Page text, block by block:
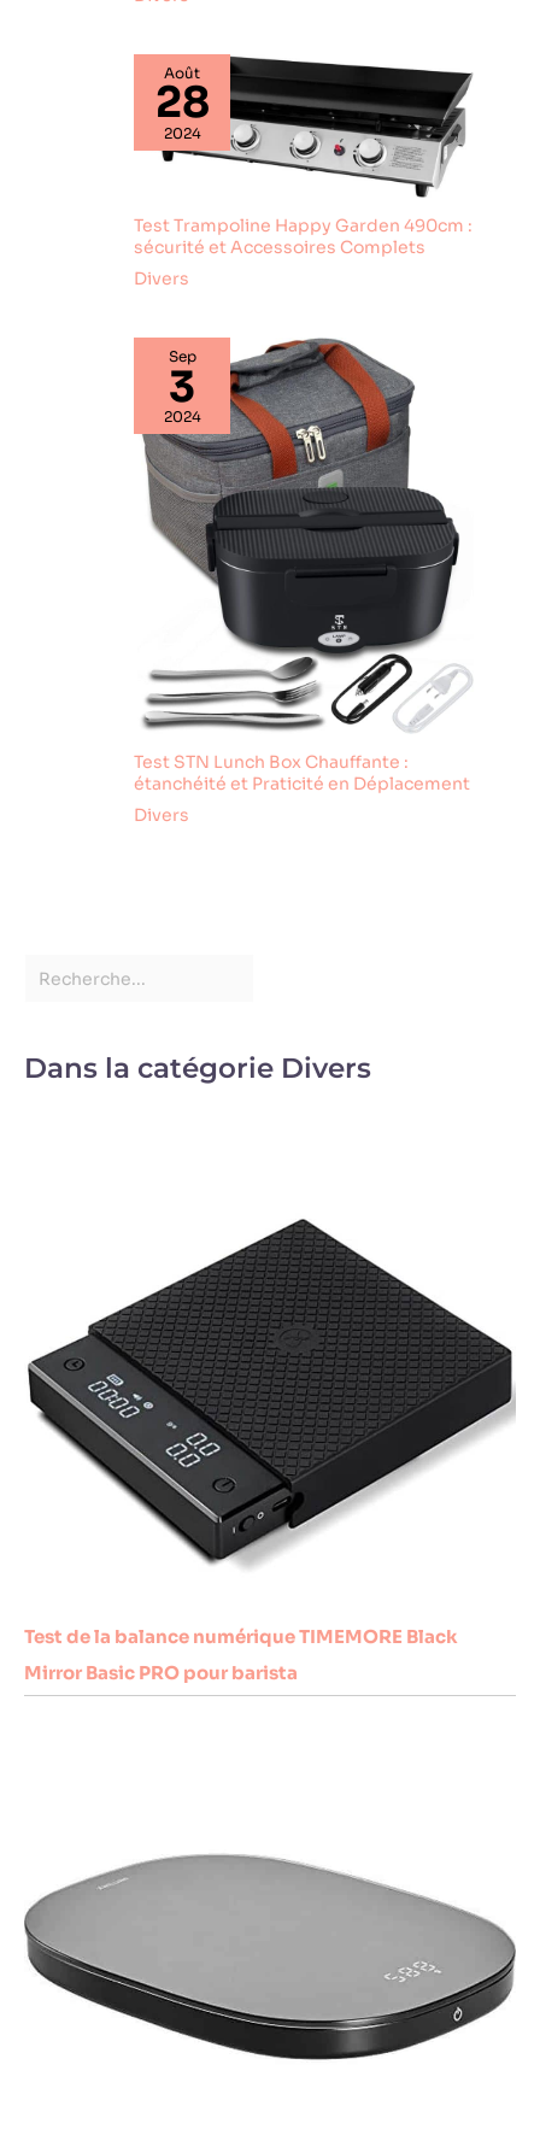
Août
28
2024
Test Trampoline Happy Garden 490cm :
sécurité et Accessoires Complets
Divers
Sep
3
2024
Test STN Lunch Box Chauffante :
étanchéité et Praticité en Déplacement
Divers
Dans la catégorie Divers
Test de la balance numérique TIMEMORE Black
Mirror Basic PRO pour barista